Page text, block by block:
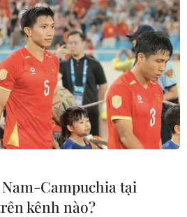
Campuchia tại
kênh nào?